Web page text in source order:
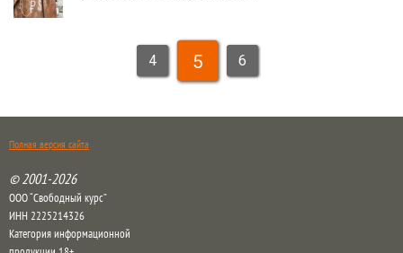
4 5 6
Полная версия сайта
© 2001-2026
ООО “Свободный курс”
ИНН 2225214326
Категория информационной